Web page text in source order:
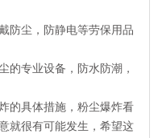
防尘，防静电等劳保用品
的专业设备，防水防潮，
的具体措施，粉尘爆炸看
就很有可能发生，希望这